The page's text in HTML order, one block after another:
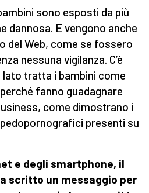
sono esposti da più
dannosa. E vengono anche
del Web, come se fossero
nessuna vigilanza. C’è
lato tratta i bambini come
fanno guadagnare
come dimostrano i
presenti su
e degli smartphone, il
scritto un messaggio per